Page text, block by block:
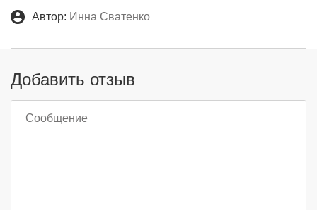
Автор: Инна Сватенко
Добавить отзыв